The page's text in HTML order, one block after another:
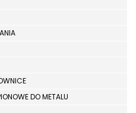
DO METALU